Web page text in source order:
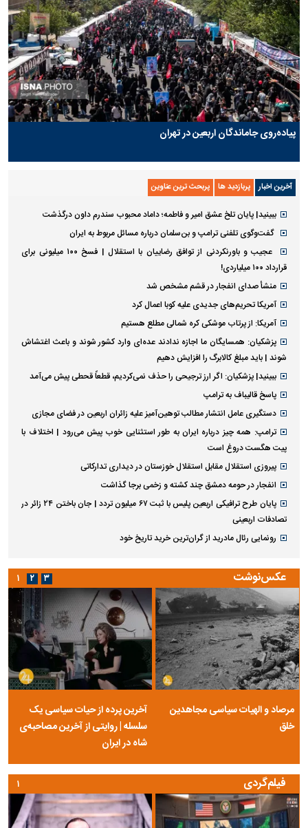
پیاده‌روی جاماندگان اربعین در تهران
آخرین اخبار پربازدید ها پربحث ترین عناوین
ببینید| پایان تلخ عشق امیر و فاطمه؛ داماد محبوب سندرم داون درگذشت
گفت‌وگوی تلفنی ترامپ و بن‌سلمان درباره مسائل مربوط به ایران
عجیب و باورنکردنی از توافق رضاییان با استقلال | فسخ ۱۰۰ میلیونی برای
قرارداد ۱۰۰ میلیاردی!
منشأ صدای انفجار در قشم مشخص شد
آمریکا تحریم‌های جدیدی علیه کوبا اعمال کرد
آمریکا: از پرتاب موشکی کره شمالی مطلع هستیم
پزشکیان: همسایگان ما اجازه ندادند عده‌ای وارد کشور شوند و باعث اغتشاش
شوند | باید مبلغ کالابرگ را افزایش دهیم
ببینید| پزشکیان: اگر ارز ترجیحی را حذف نمی‌کردیم، قطعاً قحطی پیش می‌آمد
پاسخ قالیباف به ترامپ
دستگیری عامل انتشار مطالب توهین‌آمیز علیه زائران اربعین در فضای مجازی
ترامپ: همه چیز درباره ایران به طور استثنایی خوب پیش می‌رود | اختلاف با
پیت هگست دروغ است
پیروزی استقلال مقابل استقلال خوزستان در دیداری تدارکاتی
انفجار در حومه دمشق چند کشته و زخمی برجا گذاشت
پایان طرح ترافیکی اربعین پلیس با ثبت ۶۷ میلیون تردد | جان باختن ۲۴ زائر در
تصادفات اربعینی
رونمایی رئال مادرید از گران‌ترین خرید تاریخ خود
عکس‌نوشت
مرصاد و الهیات سیاسی مجاهدین
خلق
آخرین پرده از حیات سیاسی یک
سلسله | روایتی از آخرین مصاحبه‌ی
شاه در ایران
۱ ۲ ۳
فیلم‌گردی ۱